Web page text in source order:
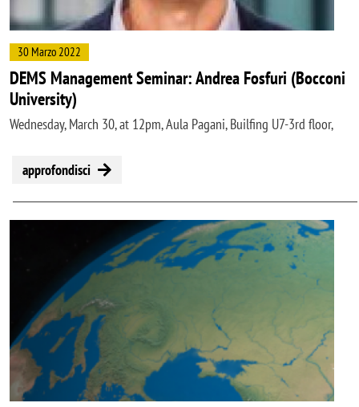
30 Marzo 2022
DEMS Management Seminar: Andrea Fosfuri (Bocconi
University)
Wednesday, March 30, at 12pm, Aula Pagani, Builfing U7-3rd floor,
approfondisci